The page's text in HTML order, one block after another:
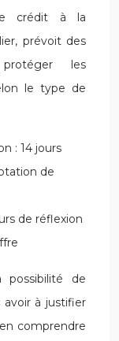
crédit à la
prévoit des
les
le type de
: 14 jours
de
de réflexion
possibilité de
à justifier
comprendre